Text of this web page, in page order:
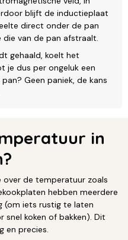
blijft de inductieplaat
direct onder de pan
van de pan afstraalt.
gehaald, koelt het
je dus per ongeluk een
Geen paniek, de kans
in
de temperatuur zoals
hebben meerdere
(om iets rustig te laten
koken of bakken). Dit
en precies.